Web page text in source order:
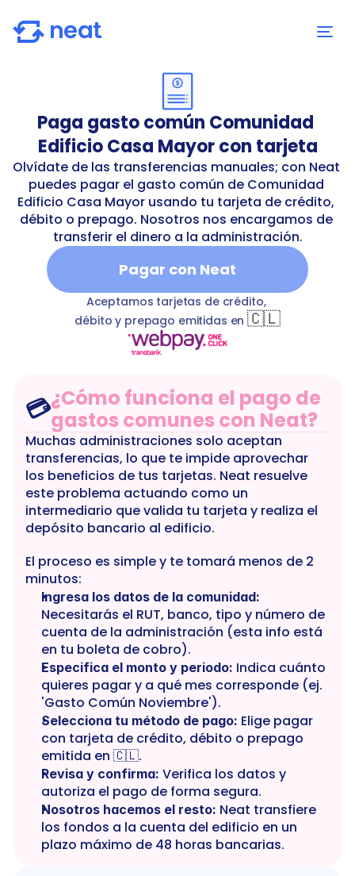
Paga gasto común Comunidad
Edificio Casa Mayor con tarjeta
Olvídate de las transferencias manuales; con Neat
puedes pagar el gasto común de Comunidad
Edificio Casa Mayor usando tu tarjeta de crédito,
débito o prepago. Nosotros nos encargamos de
transferir el dinero a la administración.
Pagar con Neat
casa-mayorTcommonExpensesComunidad
Aceptamos tarjetas de crédito,
débito y prepago emitidas en 🇨🇱
💳¿Cómo funciona el pago de
gastos comunes con Neat?
Muchas administraciones solo aceptan
transferencias, lo que te impide aprovechar
los beneficios de tus tarjetas. Neat resuelve
este problema actuando como un
intermediario que valida tu tarjeta y realiza el
depósito bancario al edificio.
El proceso es simple y te tomará menos de 2
minutos:
Ingresa los datos de la comunidad:
Necesitarás el RUT, banco, tipo y número de
cuenta de la administración (esta info está
en tu boleta de cobro).
Especifica el monto y periodo: Indica cuánto
quieres pagar y a qué mes corresponde (ej.
'Gasto Común Noviembre').
Selecciona tu método de pago: Elige pagar
con tarjeta de crédito, débito o prepago
emitida en 🇨🇱.
Revisa y confirma: Verifica los datos y
autoriza el pago de forma segura.
Nosotros hacemos el resto: Neat transfiere
los fondos a la cuenta del edificio en un
plazo máximo de 48 horas bancarias.